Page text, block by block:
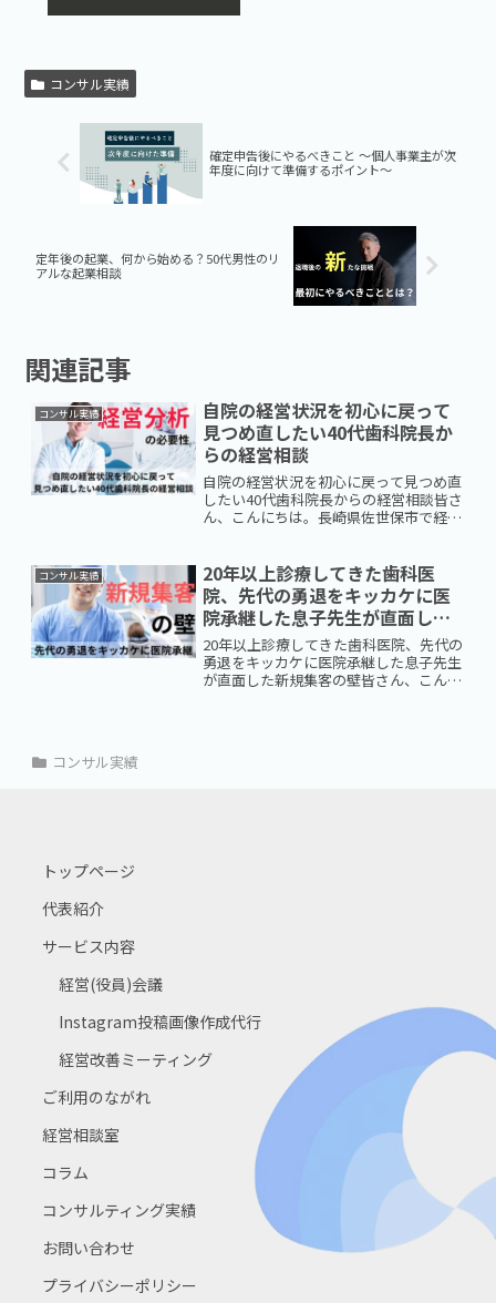
コンサル実績
確定申告後にやるべきこと ～個人事業主が次
年度に向けて準備するポイント～
定年後の起業、何から始める？50代男性のリ
アルな起業相談
関連記事
コンサル実績
自院の経営状況を初心に戻って
見つめ直したい40代歯科院長か
らの経営相談
自院の経営状況を初心に戻って見つめ直
したい40代歯科院長からの経営相談皆さ
ん、こんにちは。長崎県佐世保市で経営
根ざした診療を続けておられる、九州の
とある歯科医院の院長か...
コンサル実績
20年以上診療してきた歯科医
院、先代の勇退をキッカケに医
院承継した息子先生が直面した
新規集客の壁
20年以上診療してきた歯科医院、先代の
勇退をキッカケに医院承継した息子先生
が直面した新規集客の壁皆さん、こんに
コンサル実績
トップページ
代表紹介
サービス内容
経営(役員)会議
Instagram投稿画像作成代行
経営改善ミーティング
ご利用のながれ
経営相談室
コラム
コンサルティング実績
お問い合わせ
プライバシーポリシー